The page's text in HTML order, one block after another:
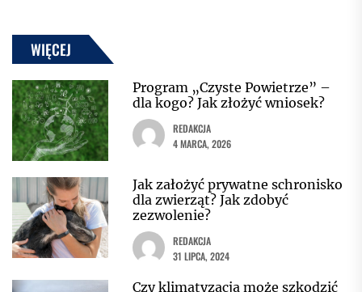
WIĘCEJ
Program „Czyste Powietrze” –
dla kogo? Jak złożyć wniosek?
REDAKCJA
4 MARCA, 2026
Jak założyć prywatne schronisko
dla zwierząt? Jak zdobyć
zezwolenie?
REDAKCJA
31 LIPCA, 2024
Czy klimatyzacja może szkodzić